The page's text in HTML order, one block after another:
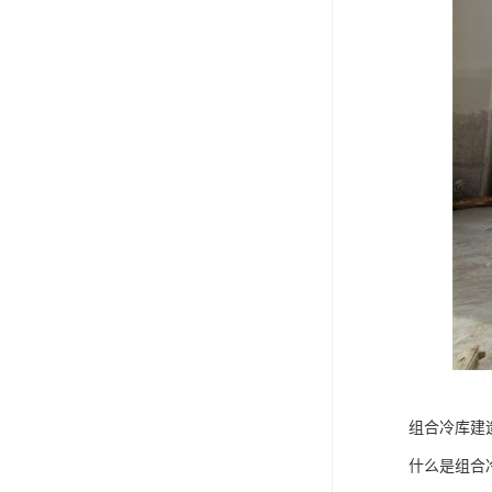
组合冷库建
什么是组合